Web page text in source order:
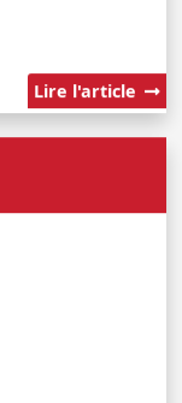
Lire l'article